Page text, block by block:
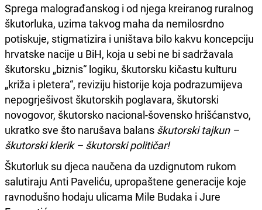
Sprega malograđanskog i od njega kreiranog ruralnog
škutorluka, uzima takvog maha da nemilosrdno
potiskuje, stigmatizira i uništava bilo kakvu koncepciju
hrvatske nacije u BiH, koja u sebi ne bi sadržavala
škutorsku „biznis“ logiku, škutorsku kičastu kulturu
„križa i pletera“, reviziju historije koja podrazumijeva
nepogrješivost škutorskih poglavara, škutorski
novogovor, škutorsko nacional-šovensko hrišćanstvo,
ukratko sve što narušava balans škutorski tajkun –
škutorski klerik – škutorski političar!
Škutorluk su djeca naučena da uzdignutom rukom
salutiraju Anti Paveliću, upropaštene generacije koje
ravnodušno hodaju ulicama Mile Budaka i Jure